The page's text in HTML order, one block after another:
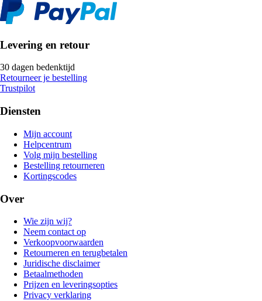
Levering en retour
30 dagen bedenktijd
Retourneer je bestelling
Trustpilot
Diensten
Mijn account
Helpcentrum
Volg mijn bestelling
Bestelling retourneren
Kortingscodes
Over
Wie zijn wij?
Neem contact op
Verkoopvoorwaarden
Retourneren en terugbetalen
Juridische disclaimer
Betaalmethoden
Prijzen en leveringsopties
Privacy verklaring